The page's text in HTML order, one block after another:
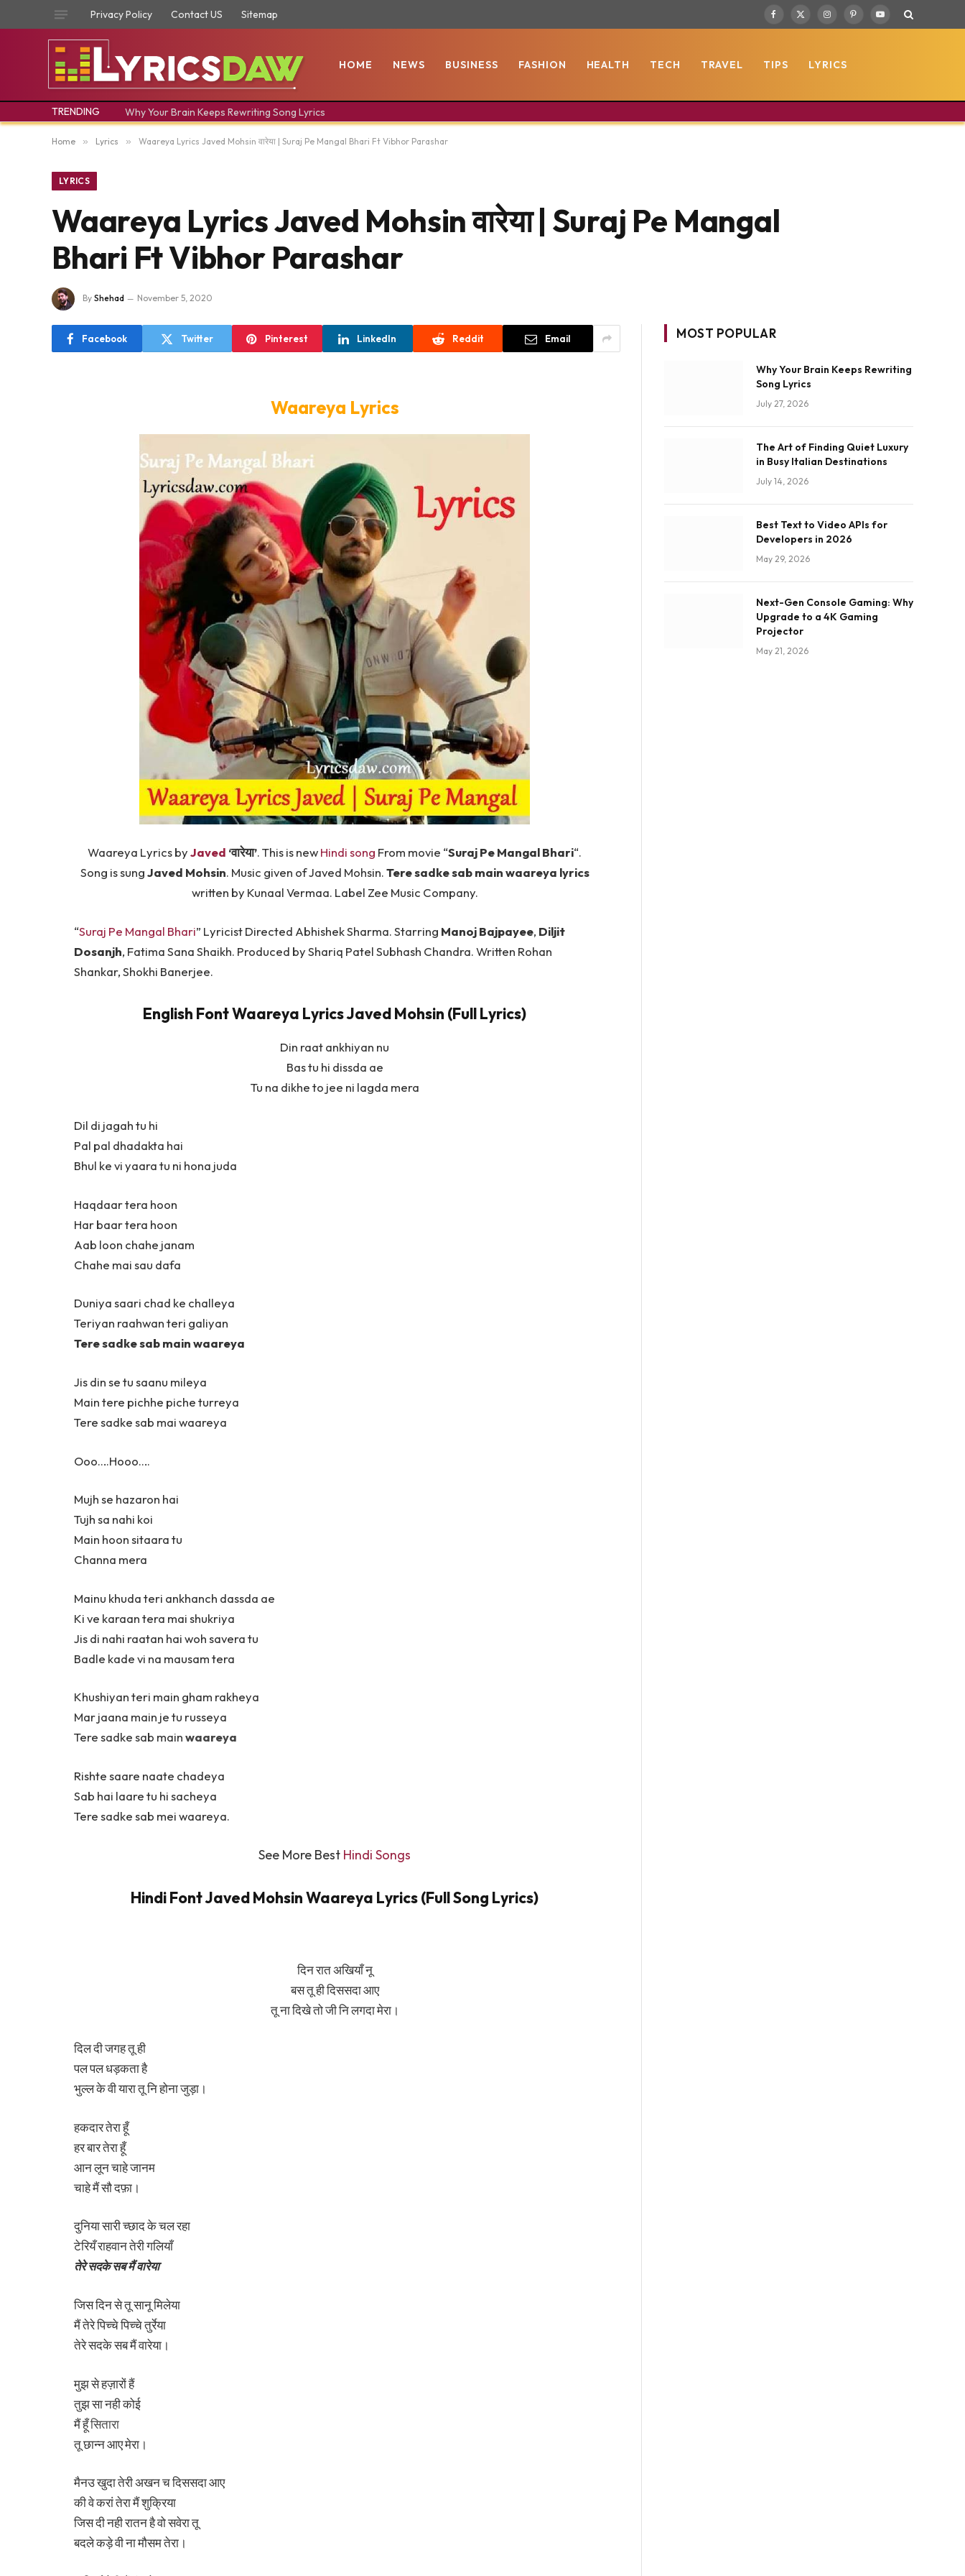
Privacy Policy Contact US Sitemap Facebook
X
InstagramPinterestYouTube
HOME NEWS BUSINESS FASHION HEALTH TECH TRAVEL TIPS LYRICS
TRENDING Why Your Brain Keeps Rewriting Song Lyrics
Home » Lyrics » Waareya Lyrics Javed Mohsin वारेया | Suraj Pe Mangal Bhari Ft Vibhor Parashar
LYRICS
Waareya Lyrics Javed Mohsin वारेया | Suraj Pe Mangal
Bhari Ft Vibhor Parashar
By Shehad November 5, 2020
Facebook Twitter Pinterest LinkedIn Reddit Email
Waareya Lyrics
Waareya Lyrics byJaved ‘वारेया’. This is newHindi song From movie “Suraj Pe Mangal Bhari“.
Song is sungJaved Mohsin. Music given of Javed Mohsin.Tere sadke sab main waareya lyrics
written by Kunaal Vermaa. Label Zee Music Company.
“Suraj Pe Mangal Bhari” Lyricist Directed Abhishek Sharma. Starring Manoj Bajpayee, Diljit
Dosanjh, Fatima Sana Shaikh. Produced by Shariq Patel Subhash Chandra. Written Rohan
Shankar, Shokhi Banerjee.
English Font Waareya Lyrics Javed Mohsin (Full Lyrics)
Din raat ankhiyan nu
Bas tu hi dissda ae
Tu na dikhe to jee ni lagda mera
Dil di jagah tu hi
Pal pal dhadakta hai
Bhul ke vi yaara tu ni hona juda
Haqdaar tera hoon
Har baar tera hoon
Aab loon chahe janam
Chahe mai sau dafa
Duniya saari chad ke challeya
Teriyan raahwan teri galiyan
Tere sadke sab main waareya
Jis din se tu saanu mileya
Main tere pichhe piche turreya
Tere sadke sab mai waareya
Ooo….Hooo….
Mujh se hazaron hai
Tujh sa nahi koi
Main hoon sitaara tu
Channa mera
Mainu khuda teri ankhanch dassda ae
Ki ve karaan tera mai shukriya
Jis di nahi raatan hai woh savera tu
Badle kade vi na mausam tera
Khushiyan teri main gham rakheya
Mar jaana main je tu russeya
Tere sadke sab mainwaareya
Rishte saare naate chadeya
Sab hai laare tu hi sacheya
Tere sadke sab mei waareya.
See More Best Hindi Songs
Hindi Font Javed Mohsin Waareya Lyrics (Full Song Lyrics)
दिन रात अखियाँ नू
बस तू ही दिससदा आए
तू ना दिखे तो जी नि लगदा मेरा।
दिल दी जगह तू ही
पल पल धड़कता है
भुल्ल के वी यारा तू नि होना जुड़ा।
हकदार तेरा हूँ
हर बार तेरा हूँ
आन लून चाहे जानम
चाहे मैं सौ दफ़ा।
दुनिया सारी च्छाद के चल रहा
टेरियँ राहवान तेरी गलियाँ
तेरे सदके सब मैं वारेया
जिस दिन से तू सानू मिलेया
मैं तेरे पिच्चे पिच्चे तुर्रेया
तेरे सदके सब मैं वारेया।
मुझ से हज़ारों हैं
तुझ सा नही कोई
मैं हूँसितारा
तू छान्न आए मेरा।
मैनउ खुदा तेरी अखन च दिससदा आए
की वे करां तेरा मैं शुक्रिया
जिस दी नही रातन है वो सवेरा तू
बदले कड़े वी ना मौसम तेरा।
MOST POPULAR
Why Your Brain Keeps Rewriting
Song Lyrics
July 27, 2026
The Art of Finding Quiet Luxury
in Busy Italian Destinations
July 14, 2026
Best Text to Video APIs for
Developers in 2026
May 29, 2026
Next-Gen Console Gaming: Why
Upgrade to a 4K Gaming
Projector
May 21, 2026